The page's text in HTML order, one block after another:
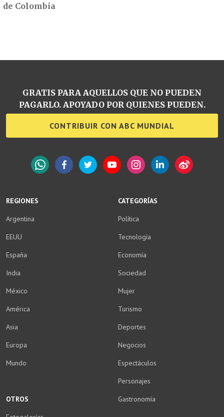
de Colombia
REGIONES
Argentina
EEUU
España
India
México
América
Asia
Europa
Mundo
CATEGORÍAS
Política
Tecnología
Economía
Sociedad
Mujer
Turismo
Deportes
Negocios
Espectáculos
Personajes
Gastronomía
OTROS
GRATIS PARA AQUELLOS QUE NO PUEDEN
PAGARLO. APOYADO POR QUIENES PUEDEN.
CONTRIBUIR CON ABC MUNDIAL